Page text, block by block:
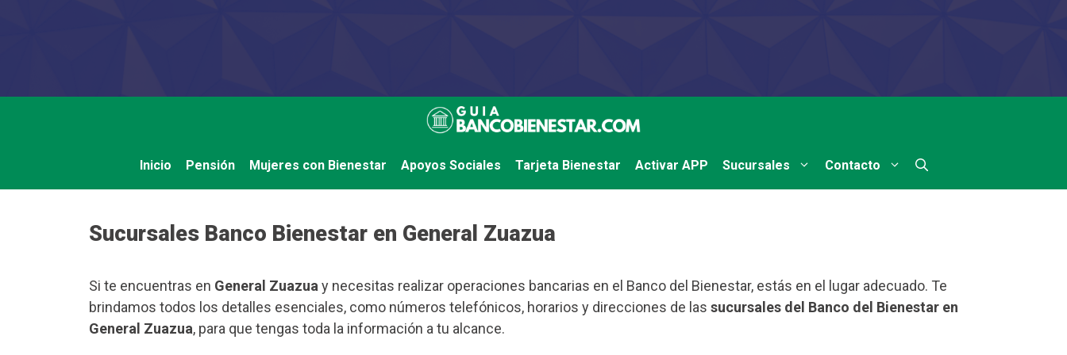
Inicio Pensión Mujeres con Bienestar Apoyos Sociales Tarjeta Bienestar Activar APP Sucursales Contacto
Sucursales Banco Bienestar en General Zuazua
Si te encuentras en General Zuazua y necesitas realizar operaciones bancarias en el Banco del Bienestar, estás en el lugar adecuado. Te
brindamos todos los detalles esenciales, como números telefónicos, horarios y direcciones de las sucursales del Banco del Bienestar en
General Zuazua, para que tengas toda la información a tu alcance.